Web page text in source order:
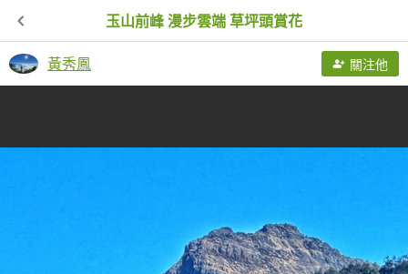
玉山前峰 漫步雲端 草坪頭賞花
黃秀鳳 關注他